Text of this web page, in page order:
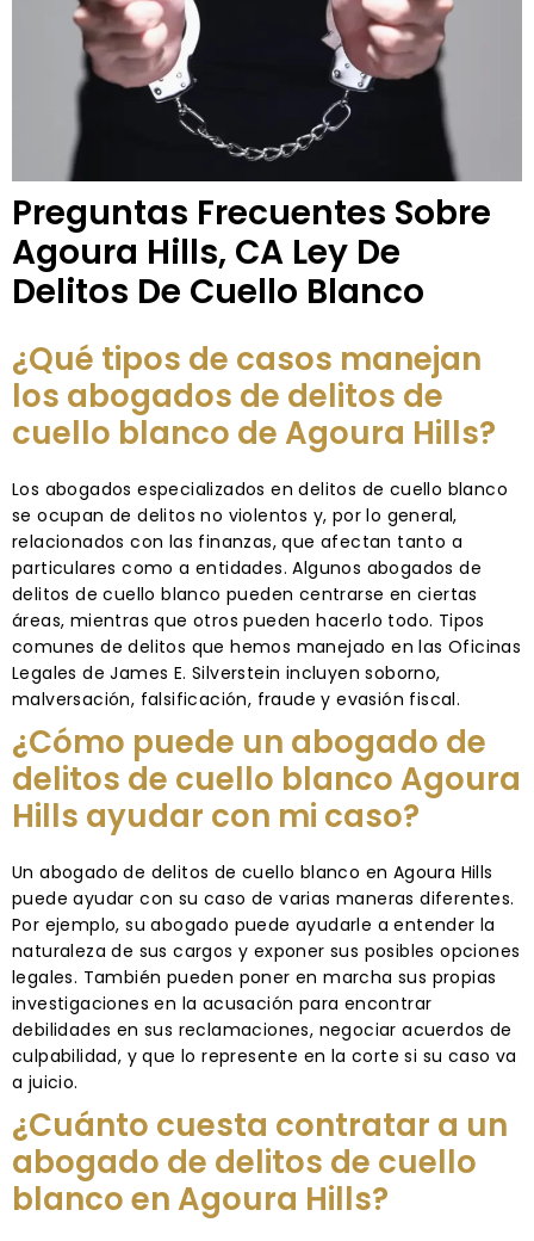
Preguntas Frecuentes Sobre
Agoura Hills, CA Ley De
Delitos De Cuello Blanco
¿Qué tipos de casos manejan
los abogados de delitos de
cuello blanco de Agoura Hills?
Los abogados especializados en delitos de cuello blanco
se ocupan de delitos no violentos y, por lo general,
relacionados con las finanzas, que afectan tanto a
particulares como a entidades. Algunos abogados de
delitos de cuello blanco pueden centrarse en ciertas
áreas, mientras que otros pueden hacerlo todo. Tipos
comunes de delitos que hemos manejado en las Oficinas
Legales de James E. Silverstein incluyen soborno,
malversación, falsificación, fraude y evasión fiscal.
¿Cómo puede un abogado de
delitos de cuello blanco Agoura
Hills ayudar con mi caso?
Un abogado de delitos de cuello blanco en Agoura Hills
puede ayudar con su caso de varias maneras diferentes.
Por ejemplo, su abogado puede ayudarle a entender la
naturaleza de sus cargos y exponer sus posibles opciones
legales. También pueden poner en marcha sus propias
investigaciones en la acusación para encontrar
debilidades en sus reclamaciones, negociar acuerdos de
culpabilidad, y que lo represente en la corte si su caso va
a juicio.
¿Cuánto cuesta contratar a un
abogado de delitos de cuello
blanco en Agoura Hills?